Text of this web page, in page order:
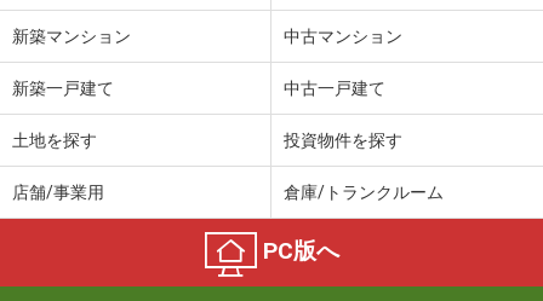
新築マンション 中古マンション
新築一戸建て 中古一戸建て
土地を探す 投資物件を探す
店舗/事業用 倉庫/トランクルーム
PC版へ